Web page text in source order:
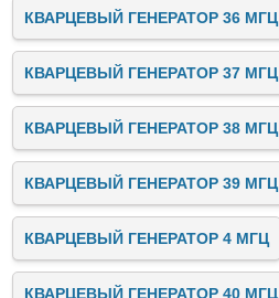
КВАРЦЕВЫЙ ГЕНЕРАТОР 36 МГЦ
КВАРЦЕВЫЙ ГЕНЕРАТОР 37 МГЦ
КВАРЦЕВЫЙ ГЕНЕРАТОР 38 МГЦ
КВАРЦЕВЫЙ ГЕНЕРАТОР 39 МГЦ
КВАРЦЕВЫЙ ГЕНЕРАТОР 4 МГЦ
КВАРЦЕВЫЙ ГЕНЕРАТОР 40 МГЦ